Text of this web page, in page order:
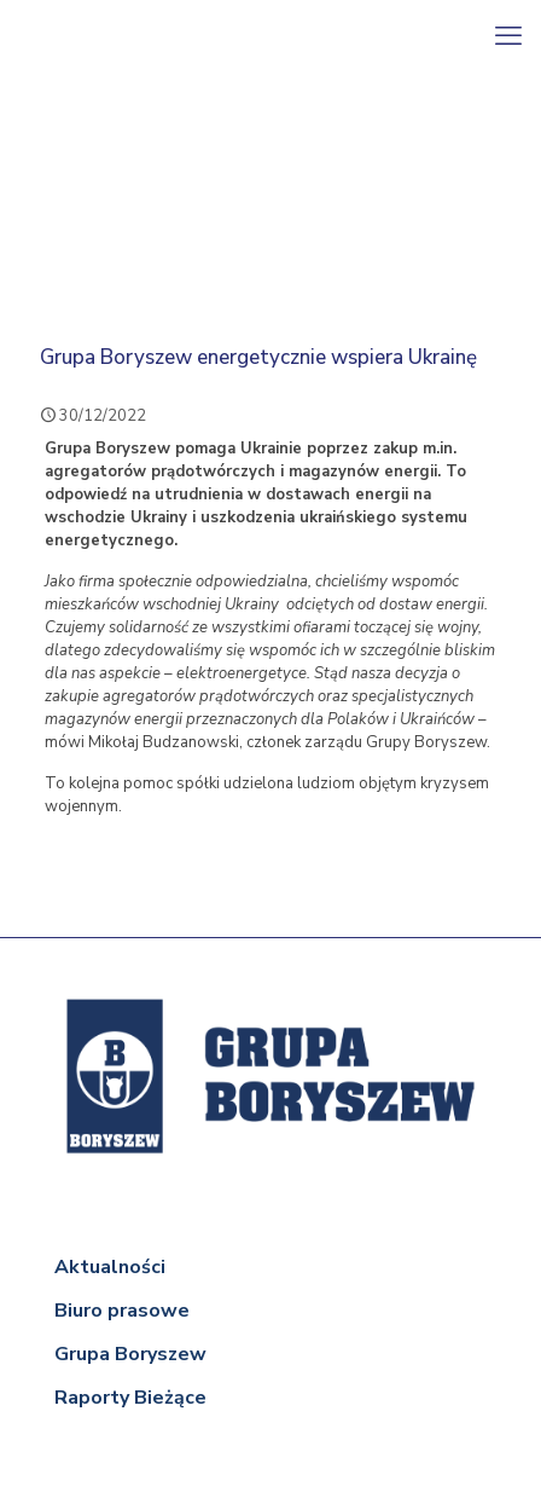
Grupa Boryszew energetycznie wspiera Ukrainę
30/12/2022
Grupa Boryszew pomaga Ukrainie poprzez zakup m.in.
agregatorów prądotwórczych i magazynów energii. To
odpowiedź na utrudnienia w dostawach energii na
wschodzie Ukrainy i uszkodzenia ukraińskiego systemu
energetycznego.
Jako firma społecznie odpowiedzialna, chcieliśmy wspomóc
mieszkańców wschodniej Ukrainy odciętych od dostaw energii.
Czujemy solidarność ze wszystkimi ofiarami toczącej się wojny,
dlatego zdecydowaliśmy się wspomóc ich w szczególnie bliskim
dla nas aspekcie – elektroenergetyce. Stąd nasza decyzja o
zakupie agregatorów prądotwórczych oraz specjalistycznych
magazynów energii przeznaczonych dla Polaków i Ukraińców–
mówi Mikołaj Budzanowski, członek zarządu Grupy Boryszew.
To kolejna pomoc spółki udzielona ludziom objętym kryzysem
wojennym.
Aktualności
Biuro prasowe
Grupa Boryszew
Raporty Bieżące